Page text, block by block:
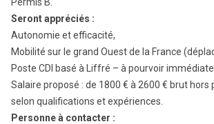
Seront appréciés :
Autonomie et efficacité,
Mobilité sur le grand Ouest de la France
Poste CDI basé à Liffré – à pourvoir
Salaire proposé : de 1800 € à 2600 € brut
selon qualifications et expériences.
Personne à contacter :